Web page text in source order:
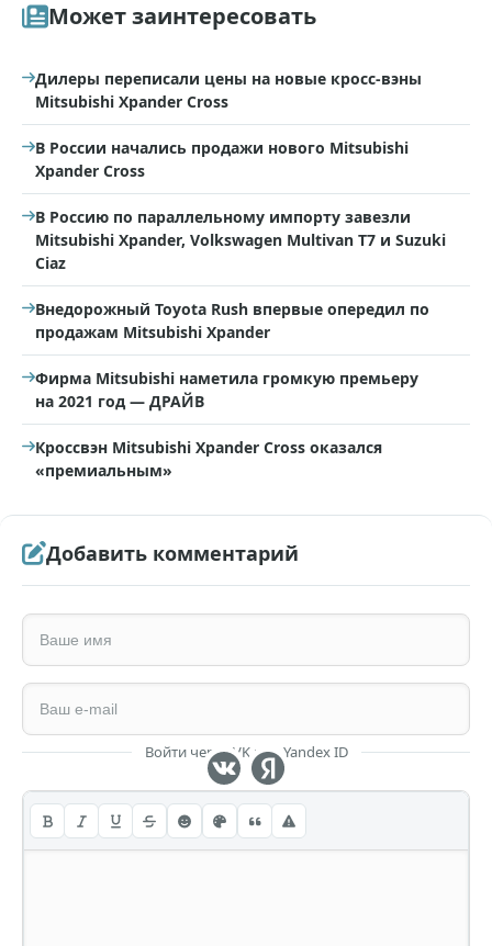
Может заинтересовать
Дилеры переписали цены на новые кросс-вэны
Mitsubishi Xpander Cross
В России начались продажи нового Mitsubishi
Xpander Cross
В Россию по параллельному импорту завезли
Mitsubishi Xpander, Volkswagen Multivan T7 и Suzuki
Ciaz
Внедорожный Toyota Rush впервые опередил по
продажам Mitsubishi Xpander
Фирма Mitsubishi наметила громкую премьеру
на 2021 год — ДРАЙВ
Кроссвэн Mitsubishi Xpander Cross оказался
«премиальным»
Добавить комментарий
Войти через VK или Yandex ID